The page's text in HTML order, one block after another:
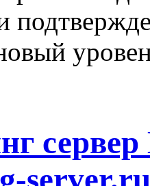
server.ru